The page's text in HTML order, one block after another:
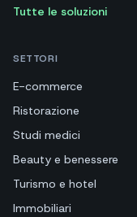
Tutte le soluzioni
SETTORI
E-commerce
Ristorazione
Studi medici
Beauty e benessere
Turismo e hotel
Immobiliari